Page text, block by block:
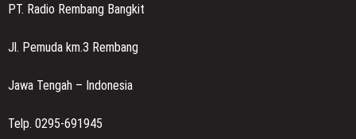
PT. Radio Rembang Bangkit
Jl. Pemuda km.3 Rembang
Jawa Tengah – Indonesia
Telp. 0295-691945